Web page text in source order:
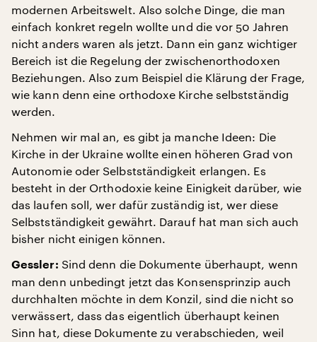
modernen Arbeitswelt. Also solche Dinge, die man
einfach konkret regeln wollte und die vor 50 Jahren
nicht anders waren als jetzt. Dann ein ganz wichtiger
Bereich ist die Regelung der zwischenorthodoxen
Beziehungen. Also zum Beispiel die Klärung der Frage,
wie kann denn eine orthodoxe Kirche selbstständig
werden.
Nehmen wir mal an, es gibt ja manche Ideen: Die
Kirche in der Ukraine wollte einen höheren Grad von
Autonomie oder Selbstständigkeit erlangen. Es
besteht in der Orthodoxie keine Einigkeit darüber, wie
das laufen soll, wer dafür zuständig ist, wer diese
Selbstständigkeit gewährt. Darauf hat man sich auch
bisher nicht einigen können.
Gessler: Sind denn die Dokumente überhaupt, wenn
man denn unbedingt jetzt das Konsensprinzip auch
durchhalten möchte in dem Konzil, sind die nicht so
verwässert, dass das eigentlich überhaupt keinen
Sinn hat, diese Dokumente zu verabschieden, weil